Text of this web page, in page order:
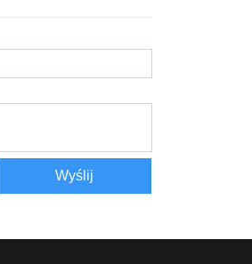
Wyślij